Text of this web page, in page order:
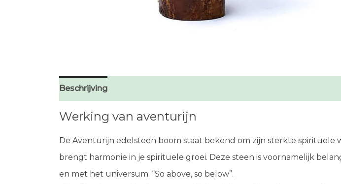
Beschrijving
Werking van aventurijn
De Aventurijn edelsteen boom staat bekend om zijn sterkte
brengt harmonie in je spirituele groei. Deze steen is voornamelijk
en met het universum. “So above, so below”.